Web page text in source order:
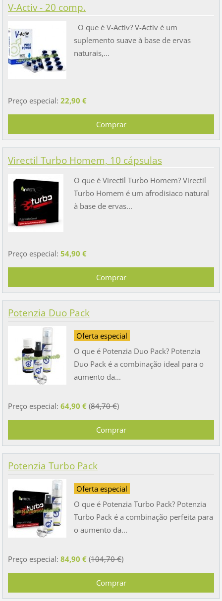
V-Activ - 20 comp.
O que é V-Activ? V-Activ é um
suplemento suave à base de ervas
naturais,...
Preço especial: 22,90 €
Virectil Turbo Homem, 10 cápsulas
O que é Virectil Turbo Homem? Virectil
Turbo Homem é um afrodisiaco natural
à base de ervas...
Preço especial: 54,90 €
Potenzia Duo Pack
Oferta especial
O que é Potenzia Duo Pack? Potenzia
Duo Pack é a combinação ideal para o
aumento da...
Preço especial: 64,90 €(84,70 €)
Potenzia Turbo Pack
Oferta especial
O que é Potenzia Turbo Pack? Potenzia
Turbo Pack é a combinação perfeita para
o aumento da...
Preço especial: 84,90 €(104,70 €)